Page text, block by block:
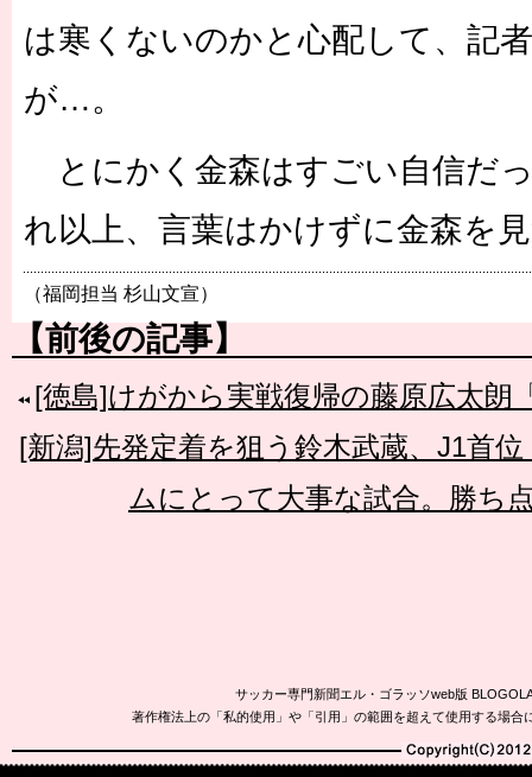
は寒くないのかと心配して、記
が…。
とにかく金森はすごい自信だ
れ以上、言葉はかけずに金森を
（福岡担当 杉山文宣）
【前後の記事】
[徳島]けがから実戦復帰の藤原広太朗
[新潟]先発定着を狙う鈴木武蔵、J1首
ムにとって大事な試合。勝ち
サッカー専門新聞エル・ゴラッソweb版
著作権法上の「私的使用」や「引用」の範囲を超えて使用する場
Copyright(C)2010-